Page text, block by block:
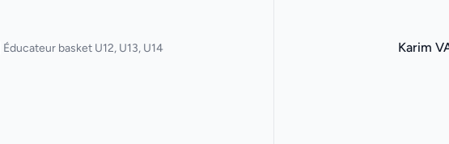
Éducateur basket U12, U13, U14 Karim